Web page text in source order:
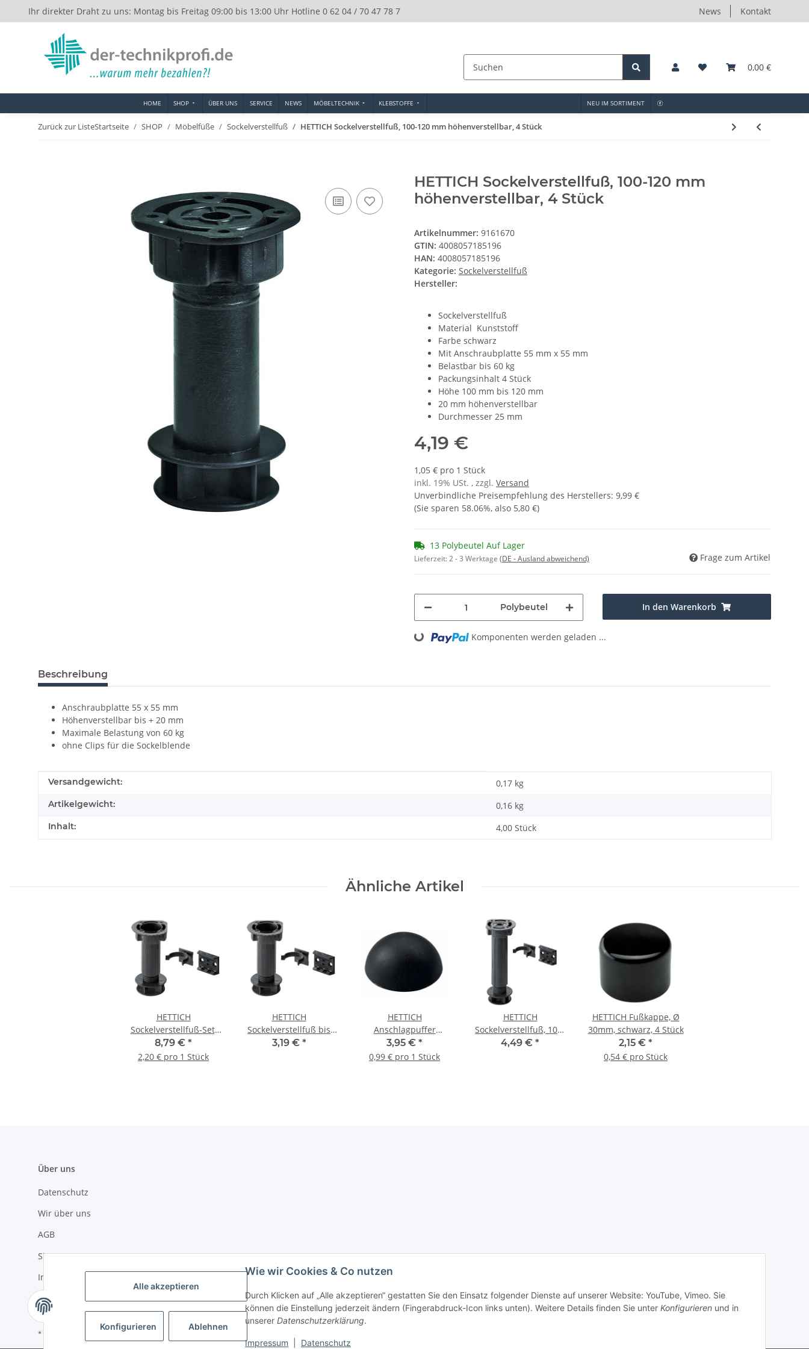
Alle akzeptieren
Konfigurieren Ablehnen
Wie wir Cookies & Co nutzen
Durch Klicken auf „Alle akzeptieren“ gestatten Sie den Einsatz folgender Dienste auf unserer Website: YouTube, Vimeo. Sie
können die Einstellung jederzeit ändern (Fingerabdruck-Icon links unten). Weitere Details finden Sie unter Konfigurieren und in
unserer Datenschutzerklärung.
Impressum Datenschutz
Ihr direkter Draht zu uns: Montag bis Freitag 09:00 bis 13:00 Uhr Hotline 0 62 04 / 70 47 78 7 News Kontakt
0,00 €
HOME SHOP ÜBER UNS SERVICE NEWS MÖBELTECHNIK KLEBSTOFFE NEU IM SORTIMENT
Zurück zur ListeStartseite SHOP Möbelfüße Sockelverstellfuß HETTICH Sockelverstellfuß, 100-120 mm höhenverstellbar, 4 Stück
HETTICH Sockelverstellfuß, 100-120 mm
höhenverstellbar, 4 Stück
Artikelnummer: 9161670
GTIN: 4008057185196
HAN: 4008057185196
Kategorie: Sockelverstellfuß
Hersteller:
Sockelverstellfuß
Material Kunststoff
Farbe schwarz
Mit Anschraubplatte 55 mm x 55 mm
Belastbar bis 60 kg
Packungsinhalt 4 Stück
Höhe 100 mm bis 120 mm
20 mm höhenverstellbar
Durchmesser 25 mm
4,19 €
1,05 € pro 1 Stück
inkl. 19% USt. , zzgl. Versand
Unverbindliche Preisempfehlung des Herstellers: 9,99 €
(Sie sparen 58.06%, also 5,80 €)
13 Polybeutel Auf Lager
Lieferzeit:2 - 3 Werktage (DE - Ausland abweichend) Frage zum Artikel
Polybeutel In den Warenkorb
Loading... Komponenten werden geladen ...
Beschreibung
Anschraubplatte 55 x 55 mm
Höhenverstellbar bis + 20 mm
Maximale Belastung von 60 kg
ohne Clips für die Sockelblende
Produkteigenschaft
Wert
Versandgewicht: 0,17 kg
Artikelgewicht: 0,16 kg
Inhalt: 4,00 Stück
Ähnliche Artikel
HETTICH
Sockelverstellfuß-Set,
100-120 mm
verstellbar, 4 Stück
8,79 € *
2,20 € pro 1 Stück
HETTICH
Sockelverstellfuß bis
200 kg belastbar, 100
3,19 € *
HETTICH
Anschlagpuffer
Halbkugel, 30 x 13 mm,
schwarz, 4 Stück
3,95 € *
0,99 € pro 1 Stück
HETTICH
Sockelverstellfuß, 100-
150 mm verstellbar,
4,49 € *
HETTICH Fußkappe, Ø
30mm, schwarz, 4 Stück
2,15 € *
0,54 € pro Stück
Über uns
Datenschutz
Wir über uns
AGB
Sitemap
Impressum
Widerrufsrecht
* Alle Preise inkl. gesetzlicher USt., zzgl.